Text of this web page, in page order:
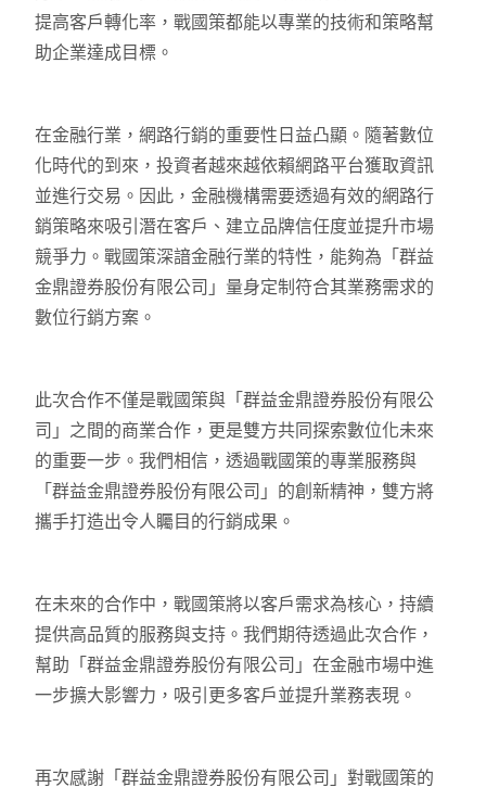
提高客戶轉化率，戰國策都能以專業的技術和策略幫
助企業達成目標。
在金融行業，網路行銷的重要性日益凸顯。隨著數位
化時代的到來，投資者越來越依賴網路平台獲取資訊
並進行交易。因此，金融機構需要透過有效的網路行
銷策略來吸引潛在客戶、建立品牌信任度並提升市場
競爭力。戰國策深諳金融行業的特性，能夠為「群益
金鼎證券股份有限公司」量身定制符合其業務需求的
數位行銷方案。
此次合作不僅是戰國策與「群益金鼎證券股份有限公
司」之間的商業合作，更是雙方共同探索數位化未來
的重要一步。我們相信，透過戰國策的專業服務與
「群益金鼎證券股份有限公司」的創新精神，雙方將
攜手打造出令人矚目的行銷成果。
在未來的合作中，戰國策將以客戶需求為核心，持續
提供高品質的服務與支持。我們期待透過此次合作，
幫助「群益金鼎證券股份有限公司」在金融市場中進
一步擴大影響力，吸引更多客戶並提升業務表現。
再次感謝「群益金鼎證券股份有限公司」對戰國策的